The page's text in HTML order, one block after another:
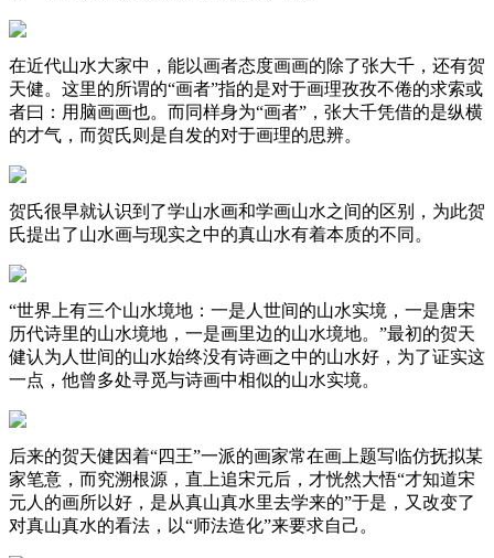
在近代山水大家中，能以画者态度画画的除了张大千，还有贺
天健。这里的所谓的“画者”指的是对于画理孜孜不倦的求索或
者曰：用脑画画也。而同样身为“画者”，张大千凭借的是纵横
的才气，而贺氏则是自发的对于画理的思辨。
贺氏很早就认识到了学山水画和学画山水之间的区别，为此贺
氏提出了山水画与现实之中的真山水有着本质的不同。
“世界上有三个山水境地：一是人世间的山水实境，一是唐宋
历代诗里的山水境地，一是画里边的山水境地。”最初的贺天
健认为人世间的山水始终没有诗画之中的山水好，为了证实这
一点，他曾多处寻觅与诗画中相似的山水实境。
后来的贺天健因着“四王”一派的画家常在画上题写临仿抚拟某
家笔意，而究溯根源，直上追宋元后，才恍然大悟“才知道宋
元人的画所以好，是从真山真水里去学来的”于是，又改变了
对真山真水的看法，以“师法造化”来要求自己。